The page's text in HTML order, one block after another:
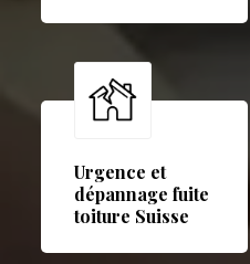
Urgence et
dépannage fuite
toiture Suisse